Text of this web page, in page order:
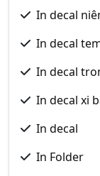
In decal
In decal
In decal
In decal xi
In decal
In Folder